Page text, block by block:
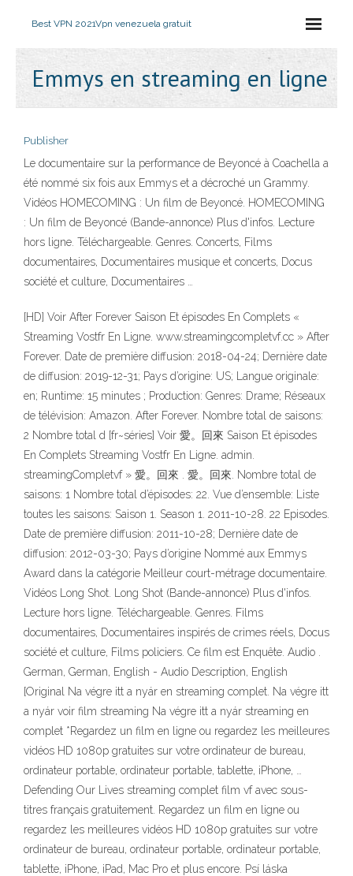
Best VPN 2021Vpn venezuela gratuit
Emmys en streaming en ligne
Publisher
Le documentaire sur la performance de Beyoncé à Coachella a
été nommé six fois aux Emmys et a décroché un Grammy.
Vidéos HOMECOMING : Un film de Beyoncé. HOMECOMING
: Un film de Beyoncé (Bande-annonce) Plus d'infos. Lecture
hors ligne. Téléchargeable. Genres. Concerts, Films
documentaires, Documentaires musique et concerts, Docus
société et culture, Documentaires …
[HD] Voir After Forever Saison Et épisodes En Complets «
Streaming Vostfr En Ligne. www.streamingcompletvf.cc » After
Forever. Date de première diffusion: 2018-04-24; Dernière date
de diffusion: 2019-12-31; Pays d’origine: US; Langue originale:
en; Runtime: 15 minutes ; Production: Genres: Drame; Réseaux
de télévision: Amazon. After Forever. Nombre total de saisons:
2 Nombre total d [fr~séries] Voir 愛。回來 Saison Et épisodes
En Complets Streaming Vostfr En Ligne. admin.
streamingCompletvf » 愛。回來 . 愛。回來. Nombre total de
saisons: 1 Nombre total d’épisodes: 22. Vue d’ensemble: Liste
toutes les saisons: Saison 1. Season 1. 2011-10-28. 22 Episodes.
Date de première diffusion: 2011-10-28; Dernière date de
diffusion: 2012-03-30; Pays d’origine Nommé aux Emmys
Award dans la catégorie Meilleur court-métrage documentaire.
Vidéos Long Shot. Long Shot (Bande-annonce) Plus d'infos.
Lecture hors ligne. Téléchargeable. Genres. Films
documentaires, Documentaires inspirés de crimes réels, Docus
société et culture, Films policiers. Ce film est Enquête. Audio .
German, German, English - Audio Description, English
[Original Na végre itt a nyár en streaming complet. Na végre itt
a nyár voir film streaming Na végre itt a nyár streaming en
complet *Regardez un film en ligne ou regardez les meilleures
vidéos HD 1080p gratuites sur votre ordinateur de bureau,
ordinateur portable, ordinateur portable, tablette, iPhone, …
Defending Our Lives streaming complet film vf avec sous-
titres français gratuitement. Regardez un film en ligne ou
regardez les meilleures vidéos HD 1080p gratuites sur votre
ordinateur de bureau, ordinateur portable, ordinateur portable,
tablette, iPhone, iPad, Mac Pro et plus encore. Psí láska